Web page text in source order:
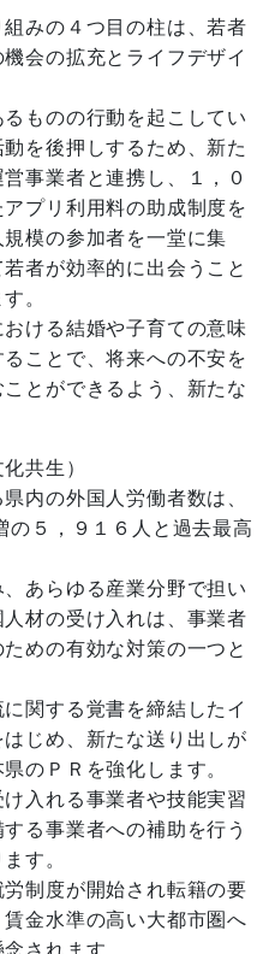
みの４つ目の柱は、若者
会の拡充とライフデザイ
ものの行動を起こしてい
を後押しするため、新た
事業者と連携し、１，０
プリ利用料の助成制度を
模の参加者を一堂に集
者が効率的に出会うこと
。
ける結婚や子育ての意味
ことで、将来への不安を
とができるよう、新たな
共生）
内の外国人労働者数は、
の５，９１６人と過去最高
あらゆる産業分野で担い
材の受け入れは、事業者
めの有効な対策の一つと
関する覚書を締結したイ
じめ、新たな送り出しが
のＰＲを強化します。
入れる事業者や技能実習
る事業者への補助を行う
す。
制度が開始され転籍の要
金水準の高い大都市圏へ
されます。